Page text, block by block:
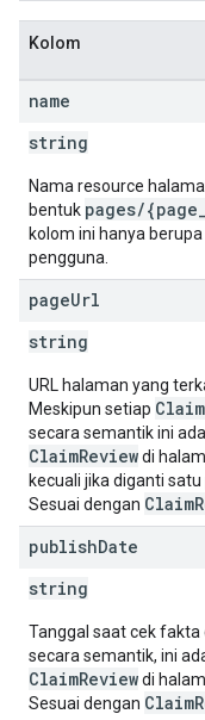
Kolom
name
string
Nama resource
bentuk pages/
kolom ini hanya
pengguna.
pageUrl
string
URL halaman yang
Meskipun setiap
secara semantik ini
ClaimReviewdi
kecuali jika diganti satu
Sesuai dengan
publishDate
string
Tanggal saat cek fakta
secara semantik, ini
ClaimReviewdi
Sesuai dengan